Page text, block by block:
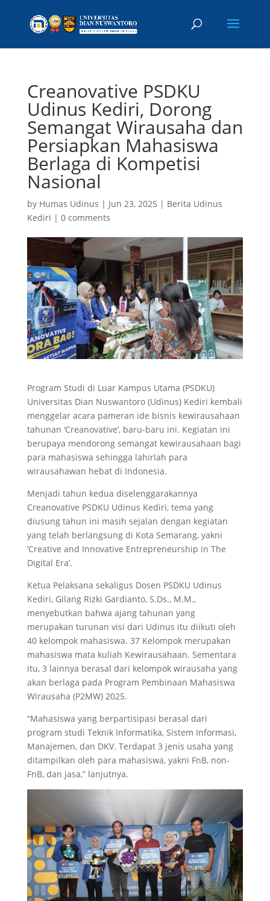
Creanovative PSDKU
Udinus Kediri, Dorong
Semangat Wirausaha dan
Persiapkan Mahasiswa
Berlaga di Kompetisi
Nasional
by Humas Udinus | Jun 23, 2025 | Berita Udinus
Kediri | 0 comments
Program Studi di Luar Kampus Utama (PSDKU)
Universitas Dian Nuswantoro (Udinus) Kediri kembali
menggelar acara pameran ide bisnis kewirausahaan
tahunan ‘Creanovative’, baru-baru ini. Kegiatan ini
berupaya mendorong semangat kewirausahaan bagi
para mahasiswa sehingga lahirlah para
wirausahawan hebat di Indonesia.
Menjadi tahun kedua diselenggarakannya
Creanovative PSDKU Udinus Kediri, tema yang
diusung tahun ini masih sejalan dengan kegiatan
yang telah berlangsung di Kota Semarang, yakni
‘Creative and Innovative Entrepreneurship in The
Digital Era’.
Ketua Pelaksana sekaligus Dosen PSDKU Udinus
Kediri, Gilang Rizki Gardianto, S.Ds., M.M.,
menyebutkan bahwa ajang tahunan yang
merupakan turunan visi dari Udinus itu diikuti oleh
40 kelompok mahasiswa. 37 Kelompok merupakan
mahasiswa mata kuliah Kewirausahaan. Sementara
itu, 3 lainnya berasal dari kelompok wirausaha yang
akan berlaga pada Program Pembinaan Mahasiswa
Wirausaha (P2MW) 2025.
“Mahasiswa yang berpartisipasi berasal dari
program studi Teknik Informatika, Sistem Informasi,
Manajemen, dan DKV. Terdapat 3 jenis usaha yang
ditampilkan oleh para mahasiswa, yakni FnB, non-
FnB, dan jasa,” lanjutnya.